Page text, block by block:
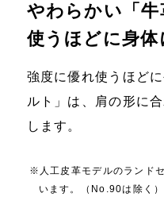
やわらかい「
使うほどに身体
強度に優れ使うほど
ルト」は、肩の形に
します。
※人工皮革モデルのランド
います。（No.90は除く）